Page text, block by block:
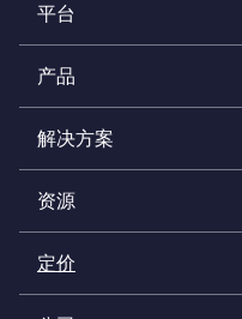
平台
产品
解决方案
资源
定价